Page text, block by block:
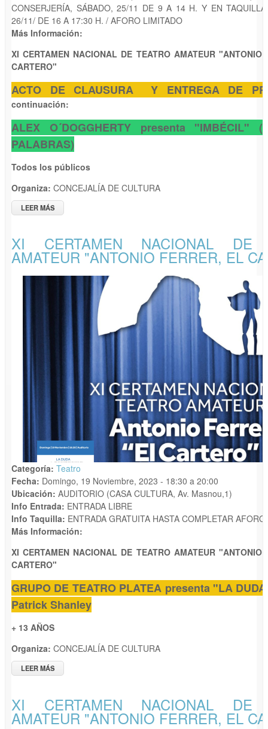
CONSERJERÍA, SÁBADO, 25/11 DE 9 A 14 H. Y EN
26/11/ DE 16 A 17:30 H. / AFORO LIMITADO
Más Información:
XI CERTAMEN NACIONAL DE TEATRO AMATEUR "ANTONIO
CARTERO"
ACTO DE CLAUSURA Y ENTREGA DE
continuación:
ALEX O´DOGGHERTY presenta "IMBÉCIL"
PALABRAS)
Todos los públicos
Organiza: CONCEJALÍA DE CULTURA
LEER MÁS
"ANTONIO FERRER, EL CARTERO"
XI CERTAMEN NACIONAL DE
AMATEUR "ANTONIO FERRER, EL
Categoría: Teatro
Fecha: Domingo, 19 Noviembre, 2023 - 18:30 a 20:00
Ubicación: AUDITORIO (CASA CULTURA, Av. Masnou,1)
Info Entrada: ENTRADA LIBRE
Info Taquilla: ENTRADA GRATUITA HASTA COMPLETAR AFORO.
Más Información:
XI CERTAMEN NACIONAL DE TEATRO AMATEUR "ANTONIO
CARTERO"
GRUPO DE TEATRO PLATEA presenta "LA
Patrick Shanley
+ 13 AÑOS
Organiza: CONCEJALÍA DE CULTURA
LEER MÁS
"ANTONIO FERRER, EL CARTERO"
XI CERTAMEN NACIONAL DE
AMATEUR "ANTONIO FERRER, EL